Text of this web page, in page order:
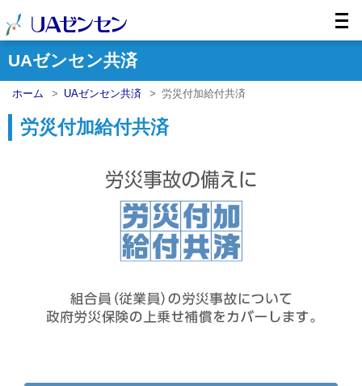
UAゼンセン共済
ホーム UAゼンセン共済 労災付加給付共済
労災付加給付共済